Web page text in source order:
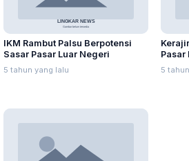
IKM Rambut Palsu Berpotensi
Sasar Pasar Luar Negeri
5 tahun yang lalu
Pasar
5